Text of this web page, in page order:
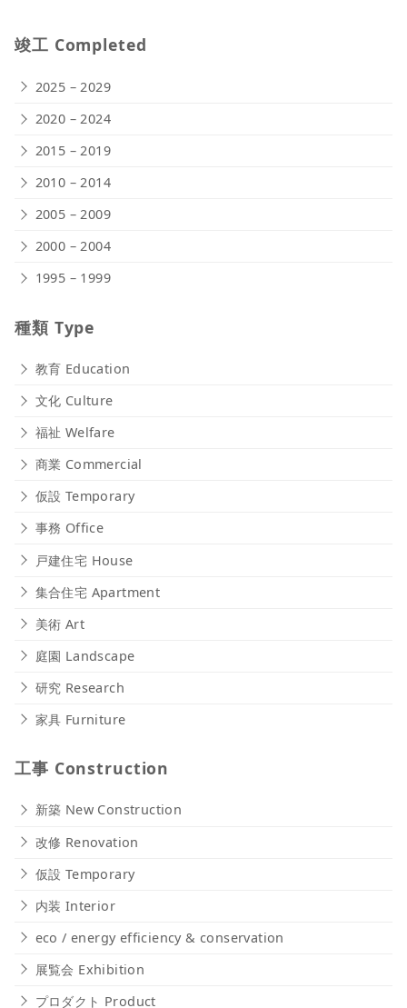
竣工 Completed
2025 – 2029
2020 – 2024
2015 – 2019
2010 – 2014
2005 – 2009
2000 – 2004
1995 – 1999
種類 Type
教育 Education
文化 Culture
福祉 Welfare
商業 Commercial
仮設 Temporary
事務 Office
戸建住宅 House
集合住宅 Apartment
美術 Art
庭園 Landscape
研究 Research
家具 Furniture
工事 Construction
新築 New Construction
改修 Renovation
仮設 Temporary
内装 Interior
eco / energy efficiency & conservation
展覧会 Exhibition
プロダクト Product